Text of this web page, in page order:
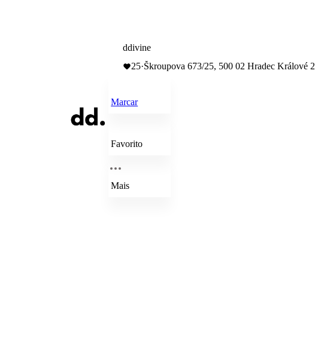
ddivine
25·Škroupova 673/25, 500 02 Hradec Králové 2
Marcar
Favorito
Mais